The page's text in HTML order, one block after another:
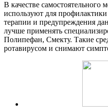
В качестве самостоятельного
используют для
терапии и предупреждения
лучше применять
Полипефан, Смекту. Такие
ротавирусом и снимают